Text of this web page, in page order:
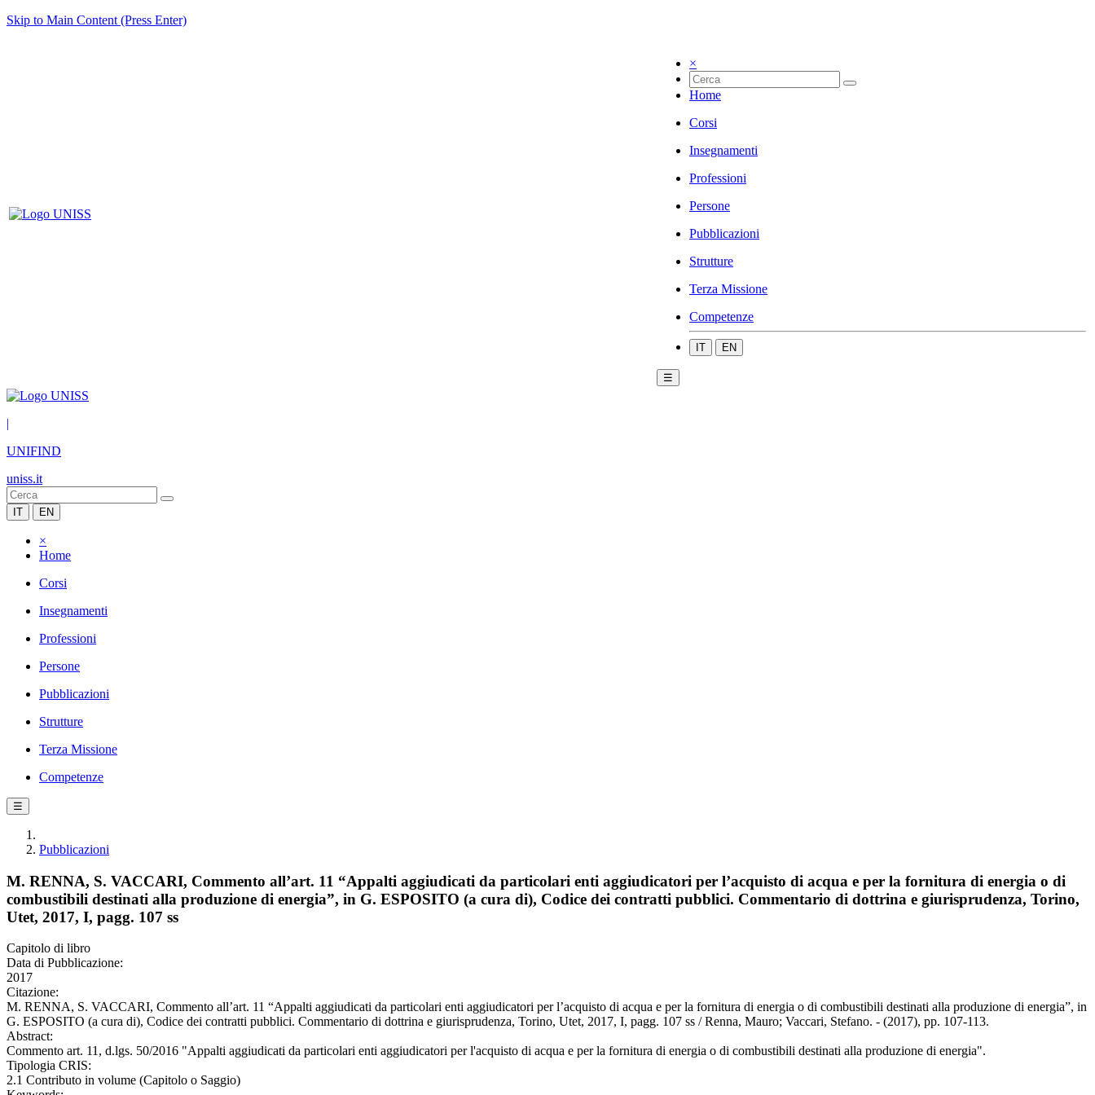
Skip to Main Content (Press Enter)
×
Home
Corsi
Insegnamenti
Professioni
Persone
Pubblicazioni
Strutture
Terza Missione
Competenze
IT EN
☰
|
UNIFIND
uniss.it
IT EN
×
Home
Corsi
Insegnamenti
Professioni
Persone
Pubblicazioni
Strutture
Terza Missione
Competenze
☰
Pubblicazioni
M. RENNA, S. VACCARI, Commento all’art. 11 “Appalti aggiudicati da particolari enti aggiudicatori per l’acquisto di acqua e per la fornitura di energia o di
combustibili destinati alla produzione di energia”, in G. ESPOSITO (a cura di), Codice dei contratti pubblici. Commentario di dottrina e giurisprudenza, Torino,
Utet, 2017, I, pagg. 107 ss
Capitolo di libro
Data di Pubblicazione:
2017
Citazione:
M. RENNA, S. VACCARI, Commento all’art. 11 “Appalti aggiudicati da particolari enti aggiudicatori per l’acquisto di acqua e per la fornitura di energia o di combustibili destinati alla produzione di energia”, in
G. ESPOSITO (a cura di), Codice dei contratti pubblici. Commentario di dottrina e giurisprudenza, Torino, Utet, 2017, I, pagg. 107 ss / Renna, Mauro; Vaccari, Stefano. - (2017), pp. 107-113.
Abstract:
Commento art. 11, d.lgs. 50/2016 "Appalti aggiudicati da particolari enti aggiudicatori per l'acquisto di acqua e per la fornitura di energia o di combustibili destinati alla produzione di energia".
Tipologia CRIS:
2.1 Contributo in volume (Capitolo o Saggio)